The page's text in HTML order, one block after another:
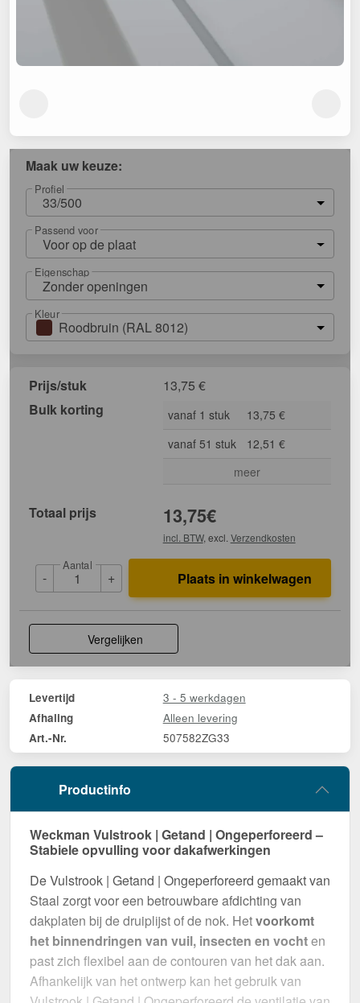
Maak uw keuze:
Profiel
33/500
Passend voor
Voor op de plaat
Eigenschap
Zonder openingen
Kleur
Roodbruin (RAL 8012)
Prijs/stuk 13,75 €
Bulk korting
vanaf 1 stuk
13,75 €
vanaf 51 stuk
12,51 €
meer
Totaal prijs 13,75€
incl. BTW, excl. Verzendkosten
-
Aantal
+ Plaats in winkelwagen
Vergelijken
Levertijd 3 - 5 werkdagen
Afhaling Alleen levering
Art.-Nr. 507582ZG33
Productinfo
Weckman Vulstrook | Getand | Ongeperforeerd –
Stabiele opvulling voor dakafwerkingen
De Vulstrook | Getand | Ongeperforeerd gemaakt van
Staal zorgt voor een betrouwbare afdichting van
dakplaten bij de druiplijst of de nok. Hetvoorkomt
het binnendringen van vuil, insecten en vochten
past zich flexibel aan de contouren van het dak aan.
Afhankelijk van het ontwerp kan het gebruik van